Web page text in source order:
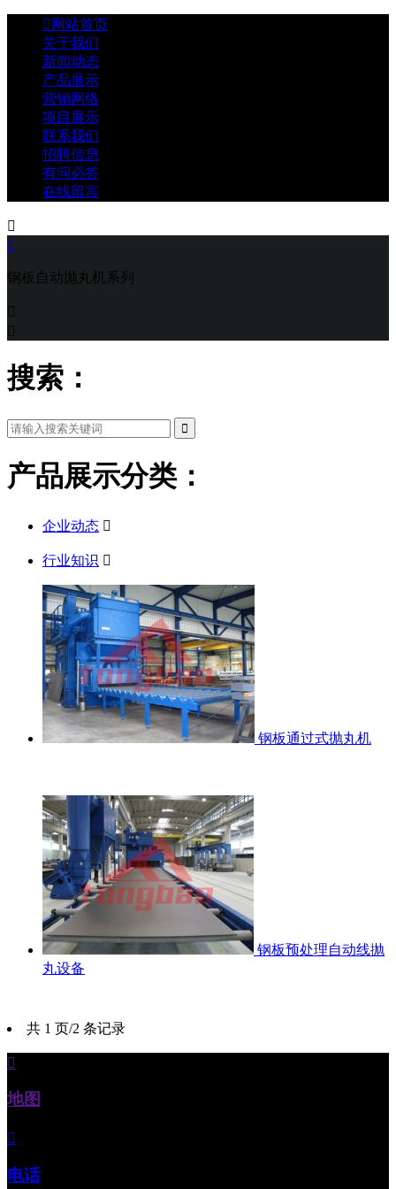
 网站首页
关于我们
新闻动态
产品展示
营销网络
项目展示
联系我们
招聘信息
有问必答
在线留言


钢板自动抛丸机系列


搜索：
产品展示分类：
企业动态 
行业知识 
钢板通过式抛丸机
钢板预处理自动线抛
丸设备
共 1 页/2 条记录

地图

电话